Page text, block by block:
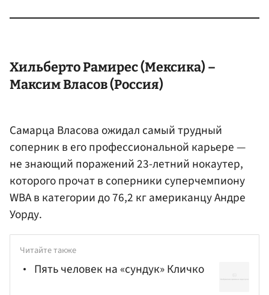
Хильберто Рамирес (Мексика) –
МаксимВласов(Россия)
Самарца Власова ожидал самый трудный
соперник в его профессиональной карьере —
не знающий поражений 23-летний нокаутер,
которого прочат в соперники суперчемпиону
WBA в категории до 76,2 кг американцуАндре
Уорду.
Читайте также
Пять человек на «сундук» Кличко